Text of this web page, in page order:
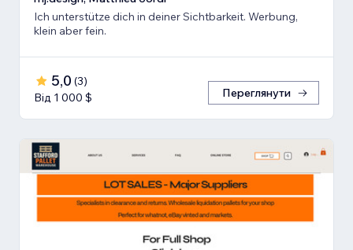
Ich unterstütze dich in deiner Sichtbarkeit. Werbung,
klein aber fein.
5,0 (3)
Від 1 000 $
Переглянути